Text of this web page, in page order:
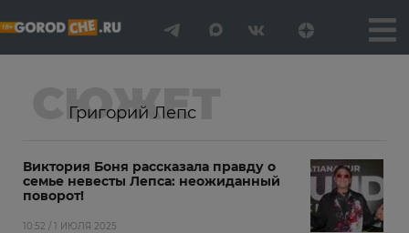
СЮЖЕТ
Григорий Лепс
Виктория Боня рассказала правду о
семье невесты Лепса: неожиданный
поворот!
10:52 / 1 ИЮЛЯ 2025